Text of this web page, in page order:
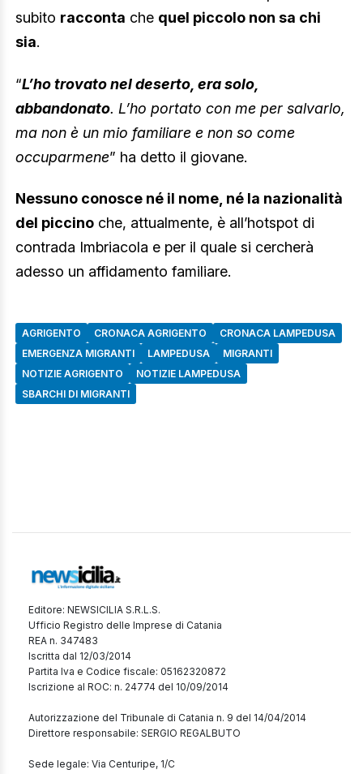
subito racconta che quel piccolo non sa chi
sia.
“L’ho trovato nel deserto, era solo,
abbandonato. L’ho portato con me per salvarlo,
ma non è un mio familiare e non so come
occuparmene” ha detto il giovane.
Nessuno conosce né il nome, né la nazionalità
del piccino che, attualmente, è all’hotspot di
contrada Imbriacola e per il quale si cercherà
adesso un affidamento familiare.
AGRIGENTO CRONACA AGRIGENTO
CRONACA LAMPEDUSA
EMERGENZA MIGRANTI
LAMPEDUSA
MIGRANTI
NOTIZIE AGRIGENTO
NOTIZIE LAMPEDUSA
SBARCHI DI MIGRANTI
Editore: NEWSICILIA S.R.L.S.
Ufficio Registro delle Imprese di Catania
REA n. 347483
Iscritta dal 12/03/2014
Partita Iva e Codice fiscale: 05162320872
Iscrizione al ROC: n. 24774 del 10/09/2014
Autorizzazione del Tribunale di Catania n. 9 del 14/04/2014
Direttore responsabile: SERGIO REGALBUTO
Sede legale: Via Centuripe, 1/C